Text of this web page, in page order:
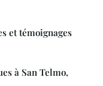
et témoignages
à San Telmo,